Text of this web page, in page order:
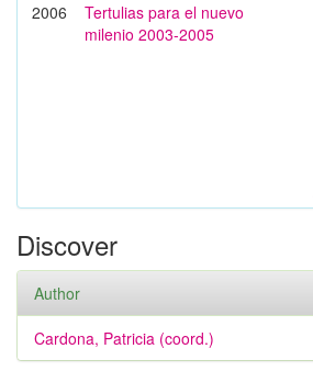
2006
Tertulias para el nuevo
milenio 2003-2005
Discover
Author
Cardona, Patricia (coord.)